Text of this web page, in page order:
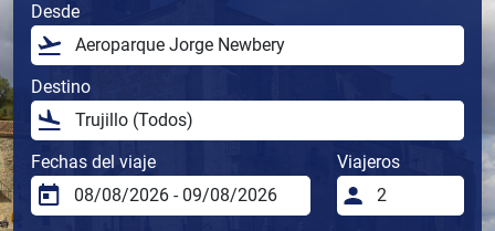
Desde
Destino
Fechas del viaje Viajeros